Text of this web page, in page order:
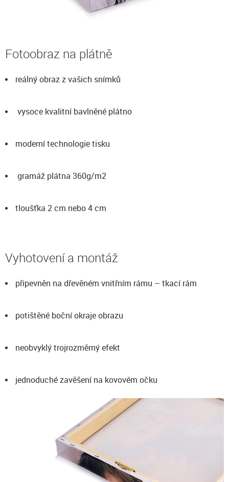
Fotoobraz na plátně
reálný obraz z vašich snímků
vysoce kvalitní bavlněné plátno
moderní technologie tisku
gramáž plátna 360g/m2
tloušťka 2 cm nebo 4 cm
Vyhotovení a montáž
připevněn na dřevěném vnitřním rámu – tkací rám
potištěné boční okraje obrazu
neobvyklý trojrozměrný efekt
jednoduché zavěšení na kovovém očku